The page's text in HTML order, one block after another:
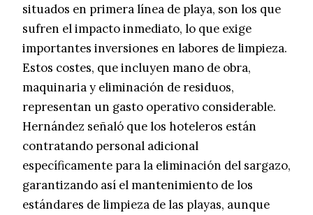
situados en primera línea de playa, son los que
sufren el impacto inmediato, lo que exige
importantes inversiones en labores de limpieza.
Estos costes, que incluyen mano de obra,
maquinaria y eliminación de residuos,
representan un gasto operativo considerable.
Hernández señaló que los hoteleros están
contratando personal adicional
específicamente para la eliminación del sargazo,
garantizando así el mantenimiento de los
estándares de limpieza de las playas, aunque